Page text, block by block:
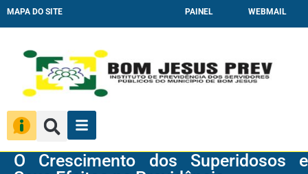
MAPA DO SITE PAINEL WEBMAIL
O Crescimento dos Superidosos e